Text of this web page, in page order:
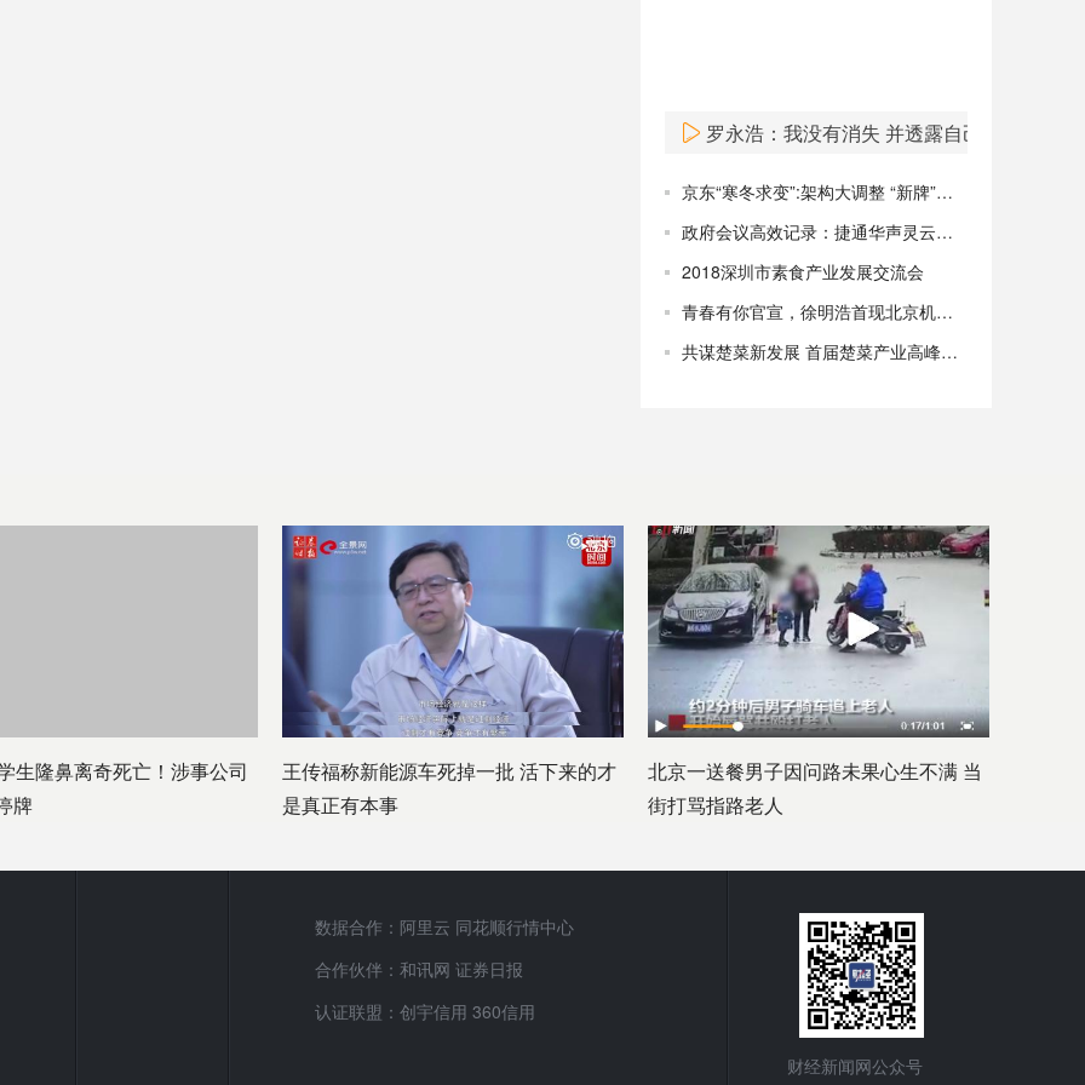
罗永浩：我没有消失 并透露自己在忙这事
京东“寒冬求变”:架构大调整 “新牌”能否力挽狂澜
政府会议高效记录：捷通华声灵云智能转录系统全新升级
2018深圳市素食产业发展交流会
青春有你官宣，徐明浩首现北京机场青春感十足
共谋楚菜新发展 首届楚菜产业高峰论坛在汉召开
生隆鼻离奇死亡！涉事公司
牌
王传福称新能源车死掉一批 活下来的才
是真正有本事
北京一送餐男子因问路未果心生不满 当
街打骂指路老人
数据合作：阿里云 同花顺行情中心
合作伙伴：和讯网 证券日报
认证联盟：创宇信用 360信用
财经新闻网公众号